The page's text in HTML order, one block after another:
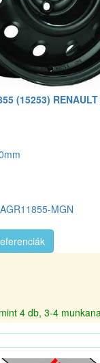
(15253)
MGN
4 db, 3-4